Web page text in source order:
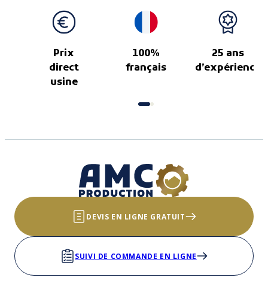
Prix
direct
usine
100%
français
25 ans
d’expérience
DEVIS EN LIGNE GRATUIT
SUIVI DE COMMANDE EN LIGNE